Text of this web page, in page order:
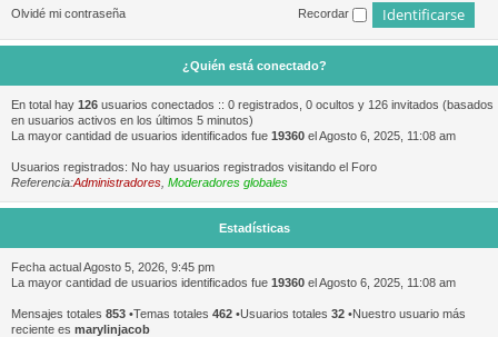
Olvidé mi contraseña Recordar
¿Quién está conectado?
En total hay 126 usuarios conectados :: 0 registrados, 0 ocultos y 126 invitados (basados
en usuarios activos en los últimos 5 minutos)
La mayor cantidad de usuarios identificados fue 19360 el Agosto 6, 2025, 11:08 am
Usuarios registrados: No hay usuarios registrados visitando el Foro
Referencia:Administradores Moderadores globales
Estadísticas
Fecha actual Agosto 5, 2026, 9:45 pm
La mayor cantidad de usuarios identificados fue 19360 el Agosto 6, 2025, 11:08 am
Mensajes totales 853 •Temas totales 462 •Usuarios totales 32 •Nuestro usuario más
reciente es marylinjacob